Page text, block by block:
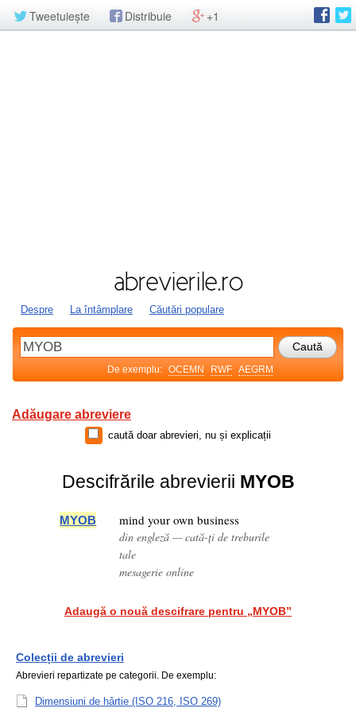
Tweetuiește Distribuie +1
Despre La întâmplare Căutări populare
De exemplu: OCEMN RWF AEGRM
Adăugare abreviere
caută doar abrevieri, nu și explicații
Descifrările abrevierii MYOB
MYOB mind your own business
din engleză — cată-ți de treburile
tale
mesagerie online
Adaugă o nouă descifrare pentru „MYOB”
Colecții de abrevieri
Abrevieri repartizate pe categorii. De exemplu:
Dimensiuni de hârtie (ISO 216, ISO 269)